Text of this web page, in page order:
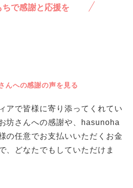
ちで感謝と応援を
んへの感謝の声を見る
アで皆様に寄り添ってくれてい
坊さんへの感謝や、hasunoha
の任意でお支払いいただくお金
、どなたでもしていただけま